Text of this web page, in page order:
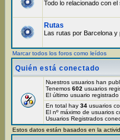
Todo lo relacionado con el
Rutas
Las rutas por Barcelona y
Marcar todos los foros como leídos
Quién está conectado
Nuestros usuarios han
Tenemos 602 usuarios
El último usuario registrado
En total hay 34 usuarios
El nº máximo de usuarios
Usuarios Registrados
Estos datos están basados en la